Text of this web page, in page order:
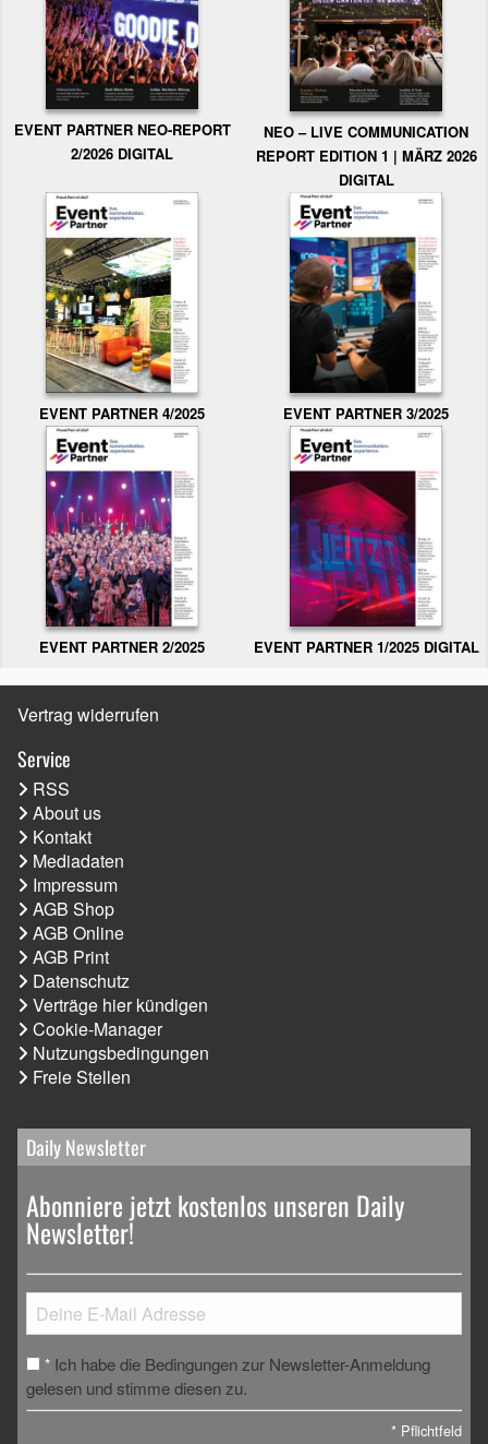
EVENT PARTNER NEO-REPORT
2/2026 DIGITAL
NEO – LIVE COMMUNICATION
REPORT EDITION 1 | MÄRZ 2026
DIGITAL
EVENT PARTNER 4/2025 EVENT PARTNER 3/2025
EVENT PARTNER 2/2025 EVENT PARTNER 1/2025 DIGITAL
Vertrag widerrufen
Service
RSS
About us
Kontakt
Mediadaten
Impressum
AGB Shop
AGB Online
AGB Print
Datenschutz
Verträge hier kündigen
Cookie-Manager
Nutzungsbedingungen
Freie Stellen
Daily Newsletter
Abonniere jetzt kostenlos unseren Daily
Newsletter!
* Ich habe die Bedingungen zur Newsletter-Anmeldung
gelesen und stimme diesen zu.
* Pflichtfeld